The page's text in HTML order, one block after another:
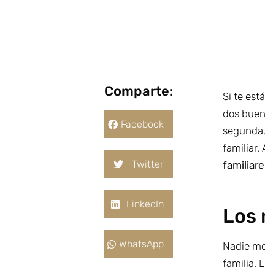
Comparte:
Facebook
Twitter
LinkedIn
WhatsApp
Si te
dos
familiar.
Los
Nadie
familia.